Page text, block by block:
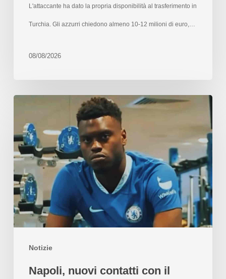
L'attaccante ha dato la propria disponibilità al trasferimento in
Turchia. Gli azzurri chiedono almeno 10-12 milioni di euro,…
08/08/2026
Notizie
Napoli, nuovi contatti con il